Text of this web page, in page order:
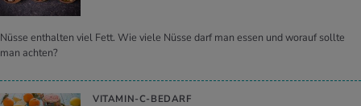
Nüsse enthalten viel Fett. Wie viele Nüsse darf man essen und worauf sollte
man achten?
VITAMIN-C-BEDARF